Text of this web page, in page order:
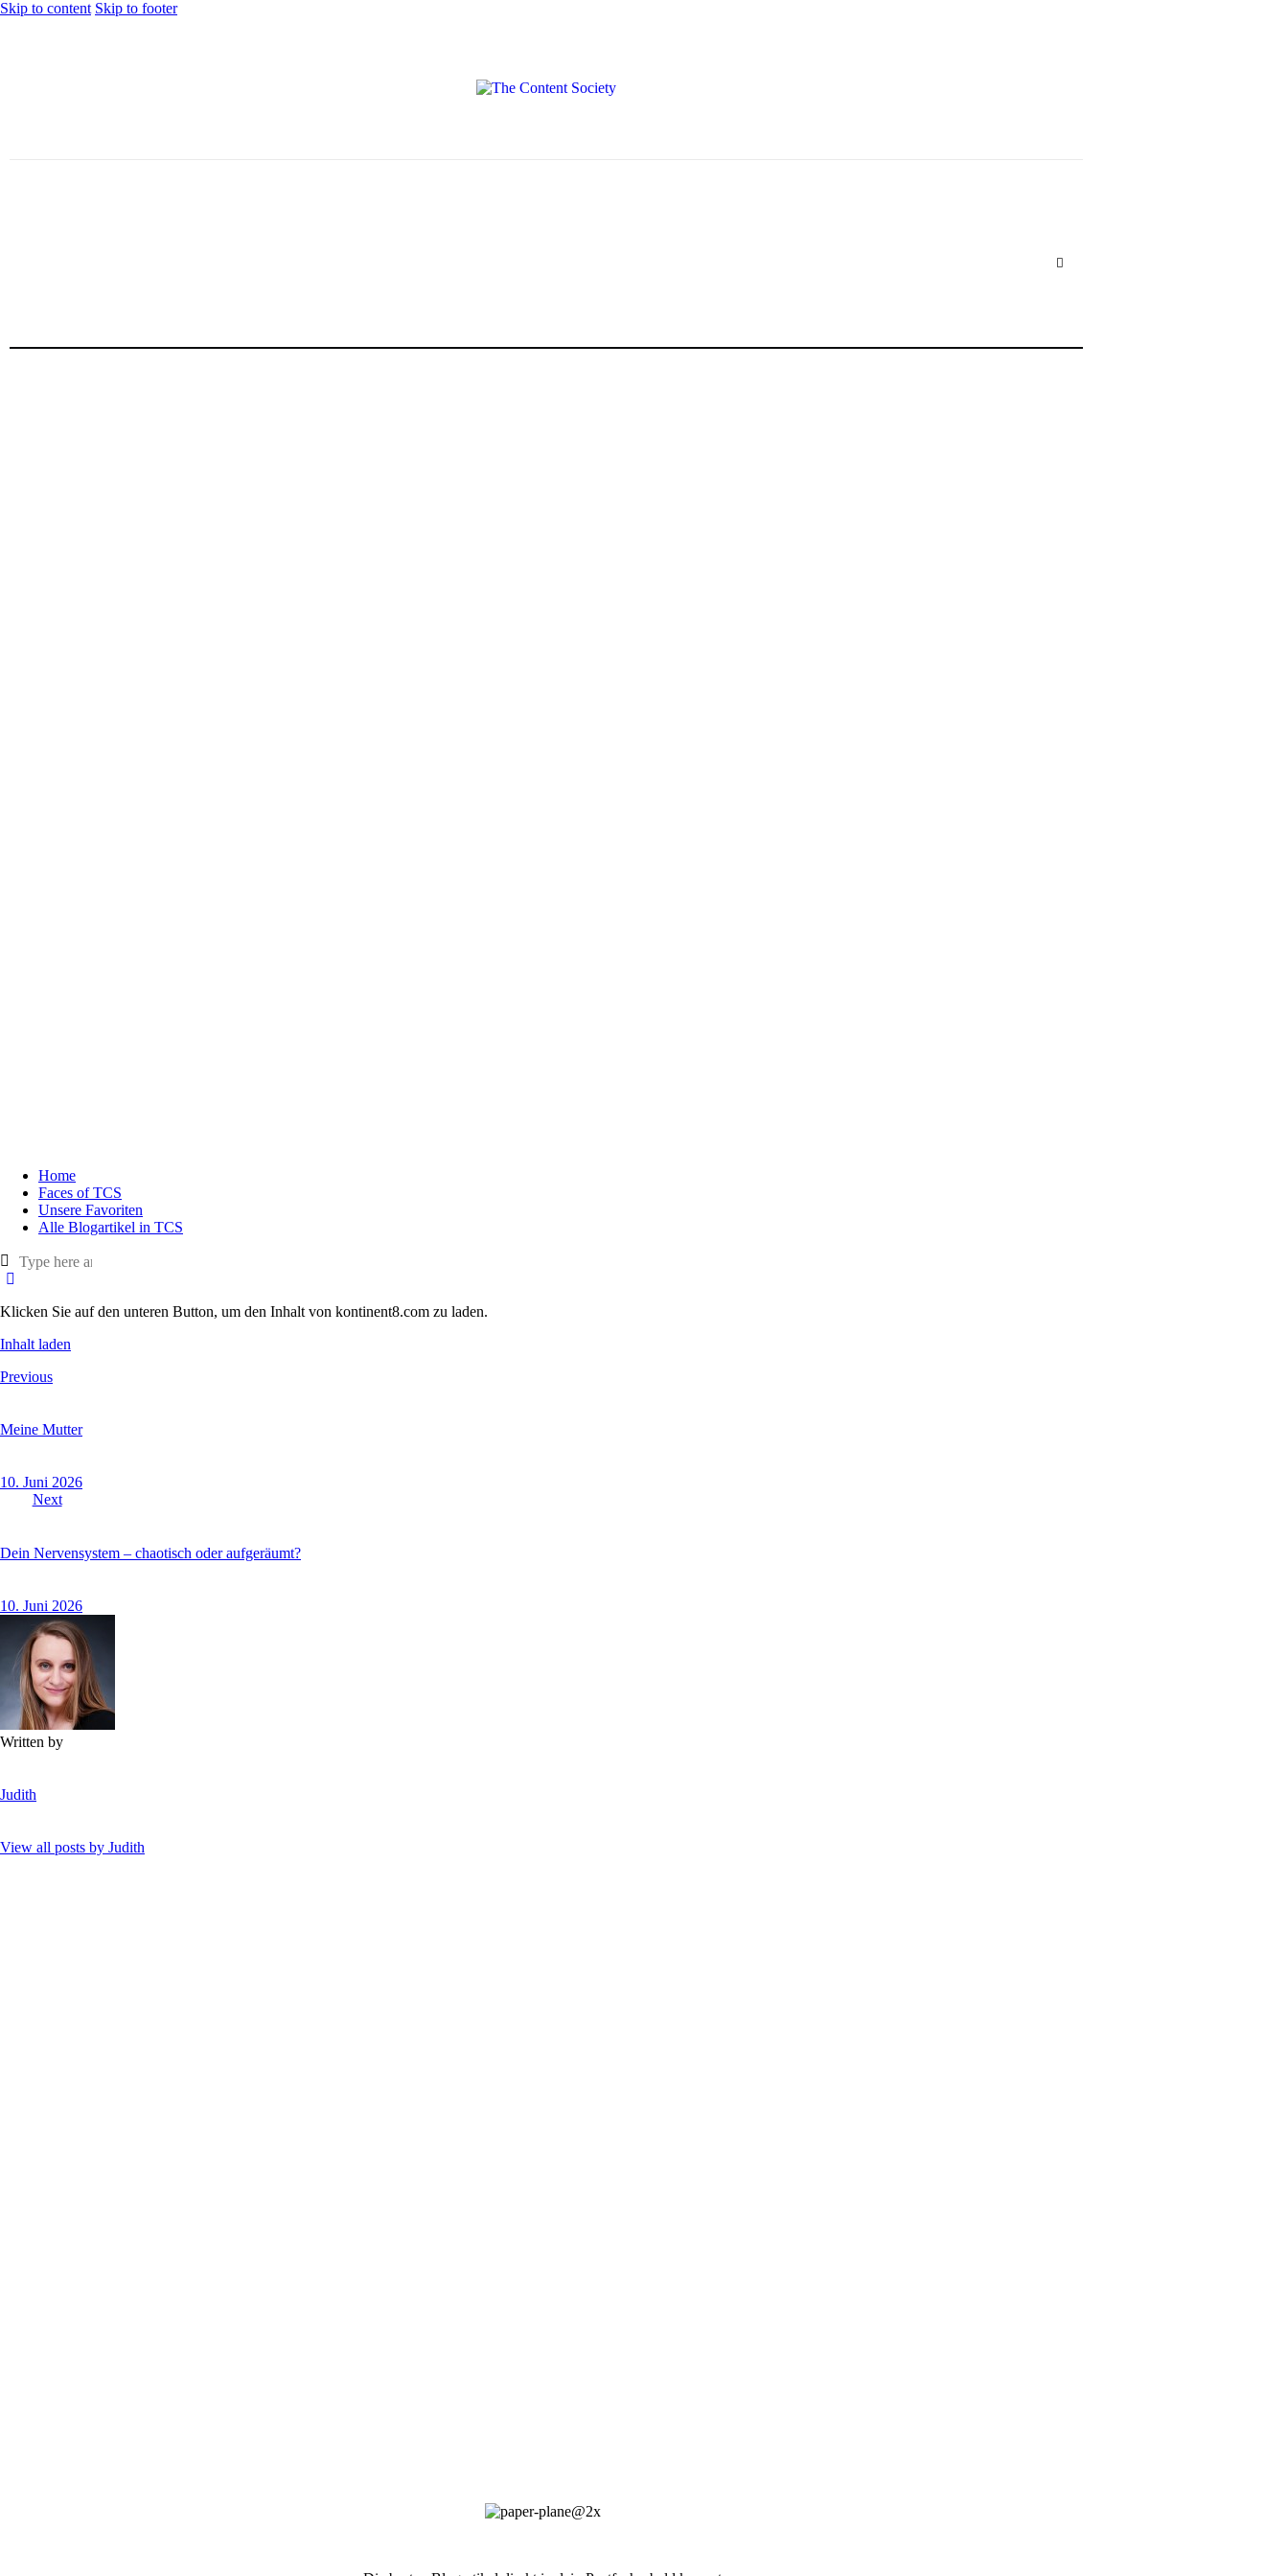
Skip to content Skip to footer
Home
Faces of TCS
Unsere Favoriten
Alle Blogartikel in TCS
Klicken Sie auf den unteren Button, um den Inhalt von kontinent8.com zu laden.
Inhalt laden
Previous
Meine Mutter
10. Juni 2026
Next
Dein Nervensystem – chaotisch oder aufgeräumt?
10. Juni 2026
Written by
Judith
View all posts by Judith